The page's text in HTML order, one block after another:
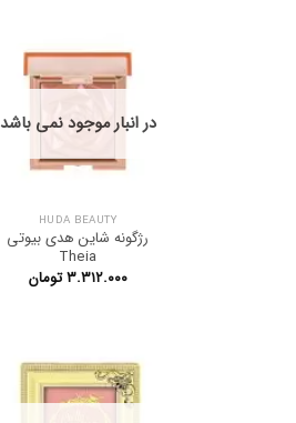
در انبار موجود نمی باشد
HUDA BEAUTY
رژگونه شاین هدی بیوتی
Theia
۳.۳۱۲.۰۰۰ تومان